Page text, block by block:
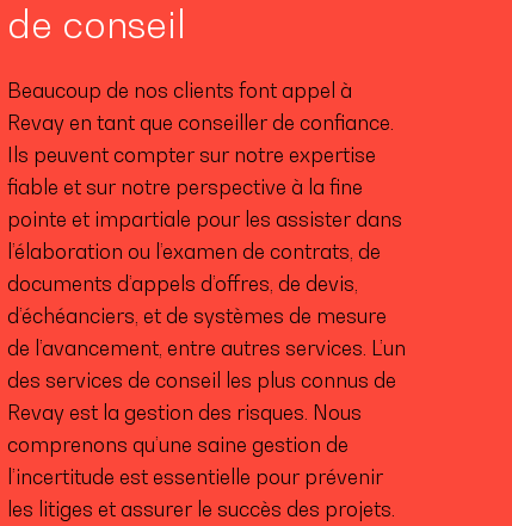
de conseil
Beaucoup de nos clients font appel à
Revay en tant que conseiller de confiance.
Ils peuvent compter sur notre expertise
fiable et sur notre perspective à la fine
pointe et impartiale pour les assister dans
l’élaboration ou l’examen de contrats, de
documents d’appels d’offres, de devis,
d’échéanciers, et de systèmes de mesure
de l’avancement, entre autres services. L’un
des services de conseil les plus connus de
Revay est la gestion des risques. Nous
comprenons qu’une saine gestion de
l’incertitude est essentielle pour prévenir
les litiges et assurer le succès des projets.